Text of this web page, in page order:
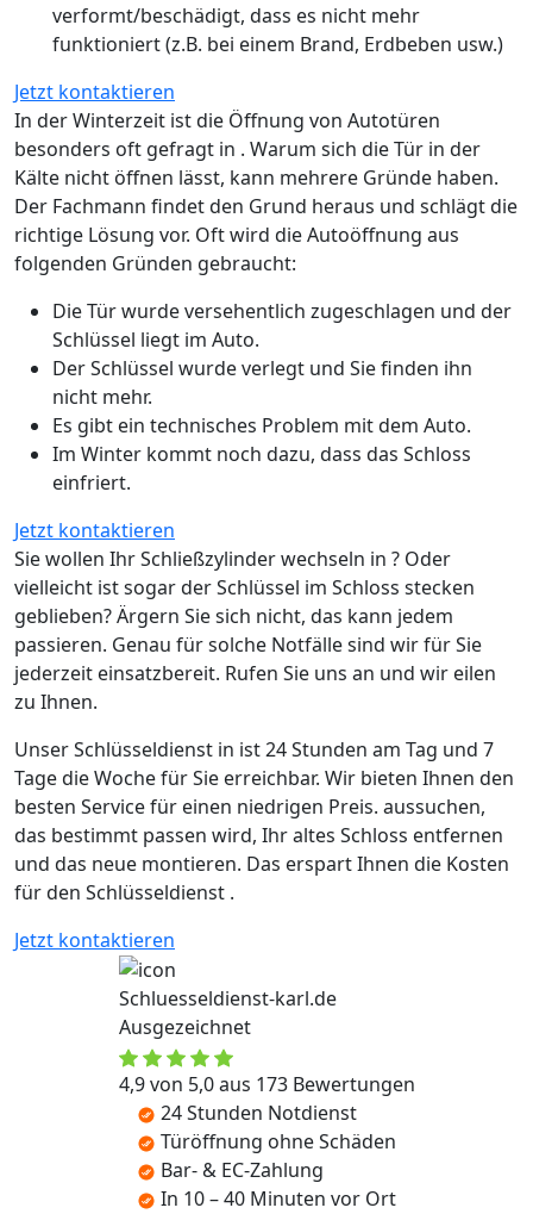
verformt/beschädigt, dass es nicht mehr
funktioniert (z.B. bei einem Brand, Erdbeben usw.)
Jetzt kontaktieren
In der Winterzeit ist die Öffnung von Autotüren
besonders oft gefragt in . Warum sich die Tür in der
Kälte nicht öffnen lässt, kann mehrere Gründe haben.
Der Fachmann findet den Grund heraus und schlägt die
richtige Lösung vor. Oft wird die Autoöffnung aus
folgenden Gründen gebraucht:
Die Tür wurde versehentlich zugeschlagen und der
Schlüssel liegt im Auto.
Der Schlüssel wurde verlegt und Sie finden ihn
nicht mehr.
Es gibt ein technisches Problem mit dem Auto.
Im Winter kommt noch dazu, dass das Schloss
einfriert.
Jetzt kontaktieren
Sie wollen Ihr Schließzylinder wechseln in ? Oder
vielleicht ist sogar der Schlüssel im Schloss stecken
geblieben? Ärgern Sie sich nicht, das kann jedem
passieren. Genau für solche Notfälle sind wir für Sie
jederzeit einsatzbereit. Rufen Sie uns an und wir eilen
zu Ihnen.
Unser Schlüsseldienst in ist 24 Stunden am Tag und 7
Tage die Woche für Sie erreichbar. Wir bieten Ihnen den
besten Service für einen niedrigen Preis. aussuchen,
das bestimmt passen wird, Ihr altes Schloss entfernen
und das neue montieren. Das erspart Ihnen die Kosten
für den Schlüsseldienst .
Jetzt kontaktieren
Schluesseldienst-karl.de
Ausgezeichnet
4,9 von 5,0 aus 173 Bewertungen
24 Stunden Notdienst
Türöffnung ohne Schäden
Bar- & EC-Zahlung
In 10 – 40 Minuten vor Ort